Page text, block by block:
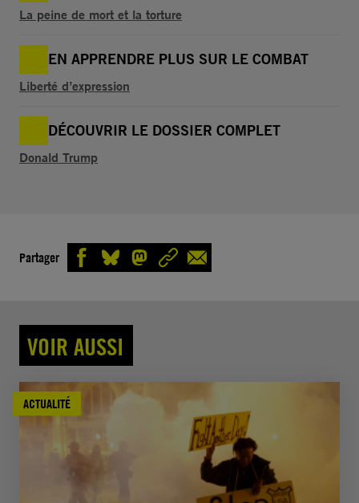
La peine de mort et la torture
EN APPRENDRE PLUS SUR LE COMBAT
Liberté d’expression
DÉCOUVRIR LE DOSSIER COMPLET
Donald Trump
Partager
VOIR AUSSI
ACTUALITÉ